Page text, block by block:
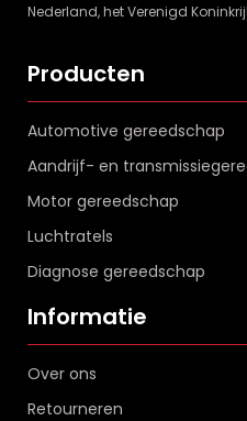
Nederland, het Verenigd
Producten
Automotive gereedschap
Aandrijf- en
Motor gereedschap
Luchtratels
Diagnose gereedschap
Informatie
Over ons
Retourneren